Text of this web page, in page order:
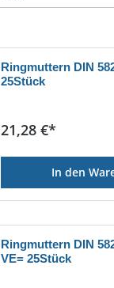
Ringmuttern DIN
25Stück
Regulärer Preis:
21,28 €*
In den
Ringmuttern DIN
VE= 25Stück